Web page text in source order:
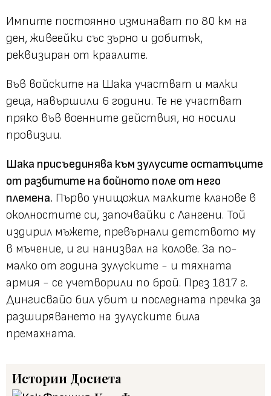
Импите постоянно изминават по 80 км на
ден, живеейки със зърно и добитък,
реквизиран от краалите.
Във войските на Шака участват и малки
деца, навършили 6 години. Те не участват
пряко във военните действия, но носили
провизии.
Шака присъединява към зулусите остатъците
от разбитите на бойното поле от него
племена. Първо унищожил малките кланове в
околностите си, започвайки с Лангени. Той
издирил мъжете, превърнали детството му
в мъчение, и ги нанизвал на колове. За по-
малко от година зулуските - и тяхната
армия - се учетворили по брой. През 1817 г.
Дингисвайо бил убит и последната пречка за
разширяването на зулуските била
премахната.
Истории Досиета